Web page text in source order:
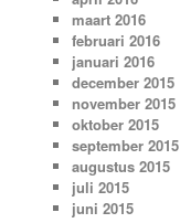
maart 2016
februari 2016
januari 2016
december 2015
november 2015
oktober 2015
september 2015
augustus 2015
juli 2015
juni 2015